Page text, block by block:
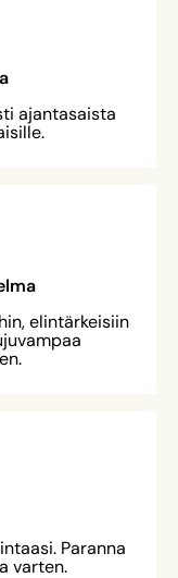
ajantasaista
elintärkeisiin
Paranna
varten.